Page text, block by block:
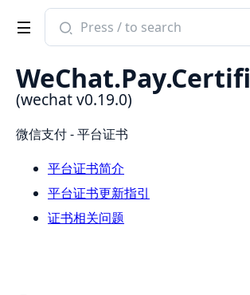
Search
documentation
wechat
(wechat v0.19.0)
微信支付 - 平台证书
平台证书简介
平台证书更新指引
证书相关问题